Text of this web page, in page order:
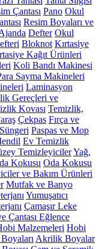
Çantası Pano Okul
Resim Boyaları ve
Defter Okul
Bloknot Kırtasiye
Kağıt Ürünleri
Koli Bandı Makinesi
Sayma Makineleri
Laminasyon
Gereçleri ve
Kovası Temizlik,
Çekpas Fırça ve
Paspas ve Mop
Ev Temizlik
TemizleyicilerYağ,
Kokusu Oda Kokusu
ve Bakım Ürünleri
Mutfak ve Banyo
Yumuşatıcı
Çamaşır Leke
Çantası Eğlence
Malzemeleri Hobi
Akrilik Boyalar